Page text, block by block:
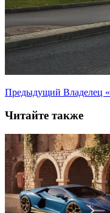
Предыдущий Владелец
Читайте также